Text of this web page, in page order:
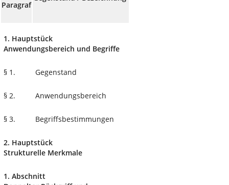
Paragraf
1. Hauptstück
Anwendungsbereich und Begriffe
§ 1. Gegenstand
§ 2. Anwendungsbereich
§ 3. Begriffsbestimmungen
2. Hauptstück
Strukturelle Merkmale
1. Abschnitt